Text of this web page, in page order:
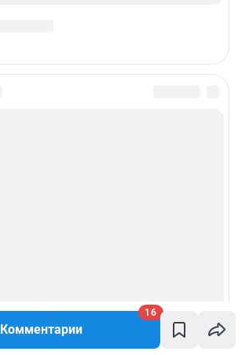
Комментарии
16